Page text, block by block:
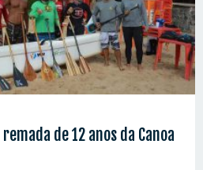
de 12 anos da Canoa